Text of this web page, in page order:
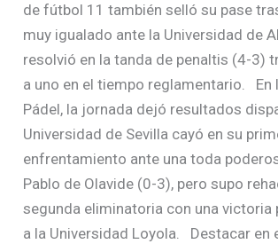
de fútbol 11 también selló su pase
muy igualado ante la Universidad de
resolvió en la tanda de penaltis (4-3)
a uno en el tiempo reglamentario. En
Pádel, la jornada dejó resultados
Universidad de Sevilla cayó en su
enfrentamiento ante una toda
Pablo de Olavide (0-3), pero supo
segunda eliminatoria con una
a la Universidad Loyola. Destacar en